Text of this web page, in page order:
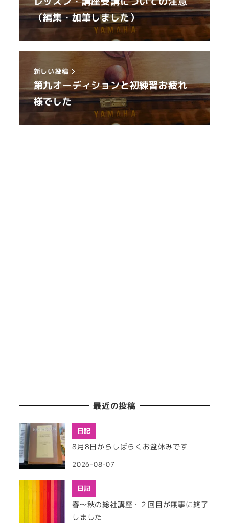
（編集・加筆しました）
新しい投稿
第九オーディションと初練習お疲れ
様でした
最近の投稿
日記
8月8日からしばらくお盆休みです
2026-08-07
日記
春〜秋の総社講座・２回目が無事に終了
しました